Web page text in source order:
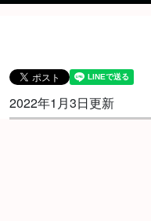
2022年1月3日更新